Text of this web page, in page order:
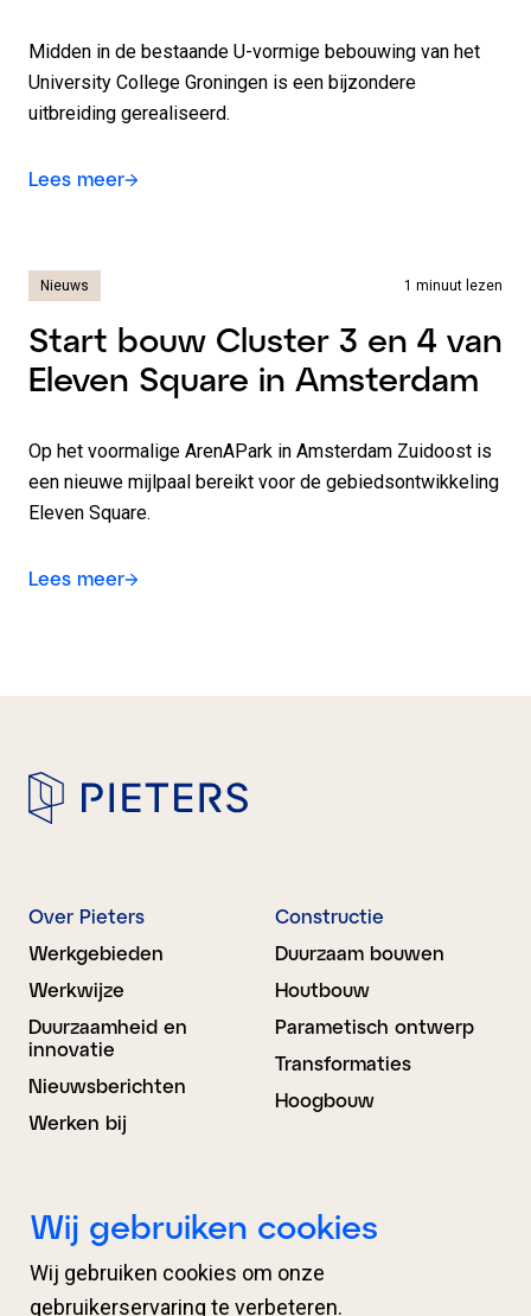
Wij gebruiken cookies
Wij gebruiken cookies om onze
gebruikerservaring te verbeteren.
Midden in de bestaande U-vormige bebouwing van het
University College Groningen is een bijzondere
uitbreiding gerealiseerd.
Lees meer
Nieuws 1 minuut lezen
Start bouw Cluster 3 en 4 van
Eleven Square in Amsterdam
Op het voormalige ArenAPark in Amsterdam Zuidoost is
een nieuwe mijlpaal bereikt voor de gebiedsontwikkeling
Eleven Square.
Lees meer
Over Pieters
Werkgebieden
Werkwijze
Duurzaamheid en
innovatie
Nieuwsberichten
Werken bij
Constructie
Duurzaam bouwen
Houtbouw
Parametisch ontwerp
Transformaties
Hoogbouw
Ontwerp
Engineering
Proces­begeleiding
Projectondersteuning
Organisatieondersteuni
ng